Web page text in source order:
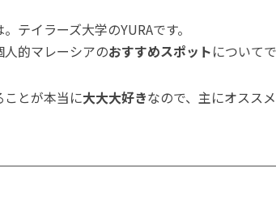
テイラーズ大学のYURAです。
的マレーシアのおすすめスポットについてで
とが本当に大大大好きなので、主にオスス